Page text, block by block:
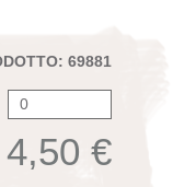
69881
4,50 €